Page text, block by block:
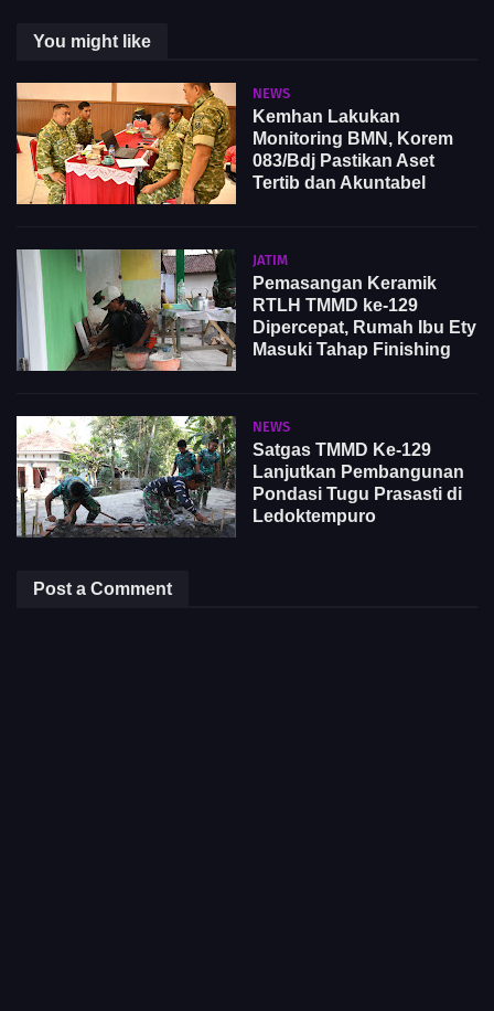
You might like
NEWS
Kemhan Lakukan
Monitoring BMN, Korem
083/Bdj Pastikan Aset
Tertib dan Akuntabel
JATIM
Pemasangan Keramik
RTLH TMMD ke-129
Dipercepat, Rumah Ibu Ety
Masuki Tahap Finishing
NEWS
Satgas TMMD Ke-129
Lanjutkan Pembangunan
Pondasi Tugu Prasasti di
Ledoktempuro
Post a Comment